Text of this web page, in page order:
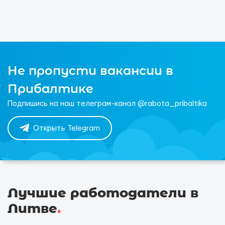
Не пропусти вакансии в
Прибалтике
Подпишись на наш телеграм-канал @rabota_pribaltika
Открыть Telegram
Лучшие работодатели в
Литве.